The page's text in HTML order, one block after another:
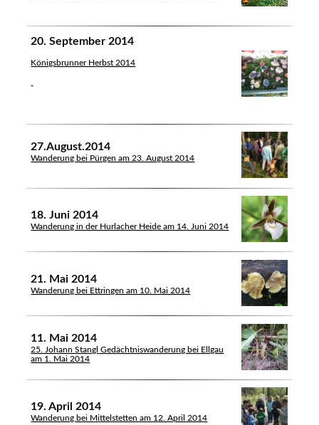
20. September 2014
Königsbrunner Herbst 2014
27.August.2014
Wanderung bei Pürgen am 23. August 2014
18. Juni 2014
Wanderung in der Hurlacher Heide am 14. Juni 2014
21. Mai 2014
Wanderung bei Ettringen am 10. Mai 2014
11. Mai 2014
25. Johann Stangl Gedächtniswanderung bei Ellgau
am 1. Mai 2014
19. April 2014
Wanderung bei Mittelstetten am 12. April 2014